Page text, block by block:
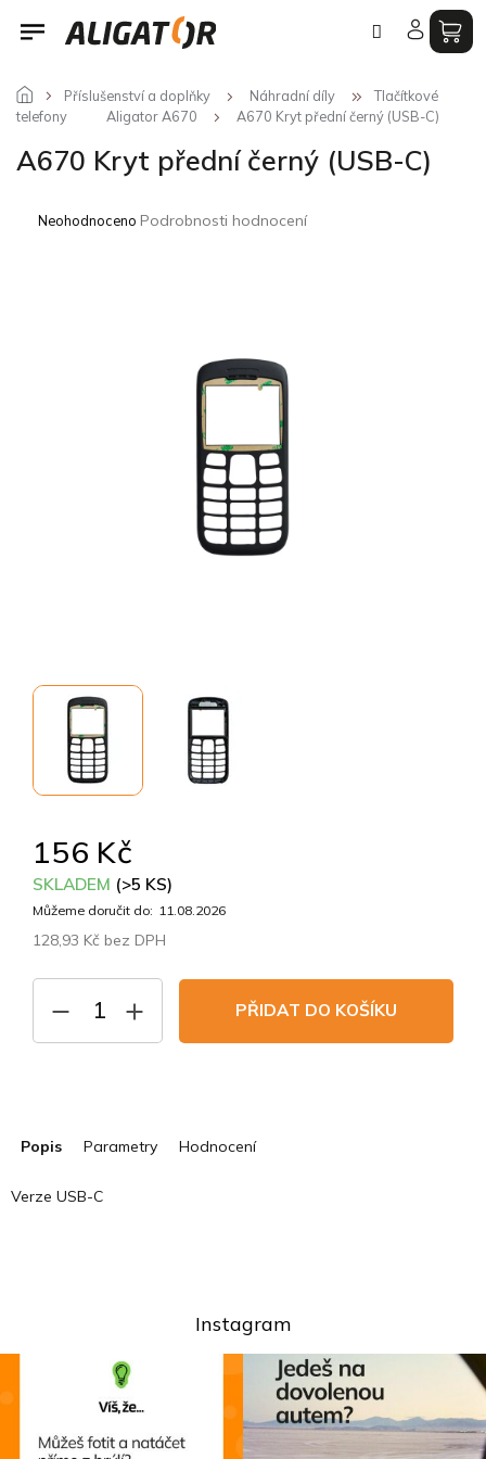
Přejít
Příslušenství a doplňky Náhradní díly
Tlačítkové
telefony
Aligator A670 A670 Kryt přední černý (USB-C)
A670 Kryt přední černý (USB-C)
Průměrné
Neohodnoceno Podrobnosti hodnocení
156 Kč
SKLADEM (>5 KS)
Můžeme doručit do: 11.08.2026
128,93 Kč bez DPH
PŘIDAT DO KOŠÍKU
Popis Parametry Hodnocení
Verze USB-C
Instagram